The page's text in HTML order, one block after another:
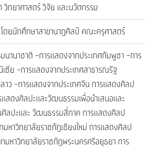
วิทยาศาสตร์ วิจัย และนวัตกรรม
ดยนักศึกษาสาขานาฏศิลป์ คณะครุศาสตร์
านาชาติ -การแสดงจากประเทศกัมพูชา -การ
เซีย -การแสดงจากประเทศสาธารณรัฐ
าว -การแสดงจากประเทศจีน การแสดงศิลป
สดงศิลปะและวัฒนธรรมเพื่อนำเสนอและ
ลปะและ วัฒนธรรมสี่ภาค การแสดงศิลป
หาวิทยาลัยราชภัฏเชียงใหม่ การแสดงศิลป
หาวิทยาลัยราชภัฏพระนครศรีอยุธยา การ